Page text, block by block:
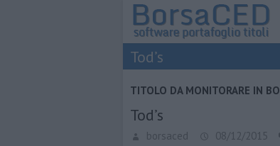
Tod’s
TITOLO DA MONITORARE IN
Tod’s
borsaced 08/12/2015